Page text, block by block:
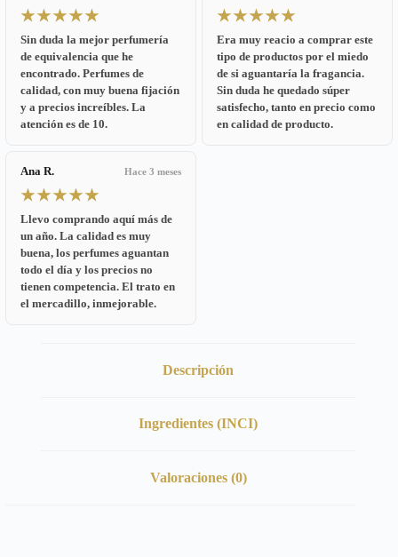
★★★★★
Sin duda la mejor perfumería
de equivalencia que he
encontrado. Perfumes de
calidad, con muy buena fijación
y a precios increíbles. La
atención es de 10.
★★★★★
Era muy reacio a comprar este
tipo de productos por el miedo
de si aguantaría la fragancia.
Sin duda he quedado súper
satisfecho, tanto en precio como
en calidad de producto.
Ana R. Hace 3 meses
★★★★★
Llevo comprando aquí más de
un año. La calidad es muy
buena, los perfumes aguantan
todo el día y los precios no
tienen competencia. El trato en
el mercadillo, inmejorable.
Descripción
Ingredientes (INCI)
Valoraciones (0)